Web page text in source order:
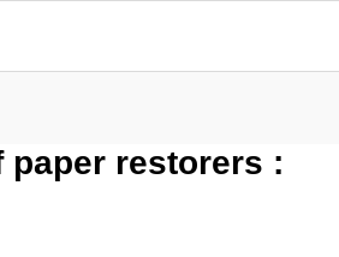
paper restorers :